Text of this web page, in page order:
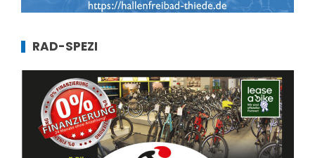
RAD-SPEZI